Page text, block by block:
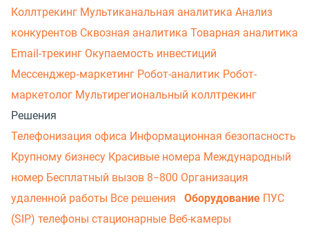
Коллтрекинг Мультиканальная аналитика Анализ
конкурентов Сквозная аналитика Товарная аналитика
Email-трекинг Окупаемость инвестиций
Мессенджер‑маркетинг Робот-аналитик Робот-
маркетолог Мультирегиональный коллтрекинг
Решения
Телефонизация офиса Информационная безопасность
Крупному бизнесу Красивые номера Международный
номер Бесплатный вызов 8−800 Организация
удаленной работы Все решения Оборудование ПУС
(SIP) телефоны стационарные Веб-камеры